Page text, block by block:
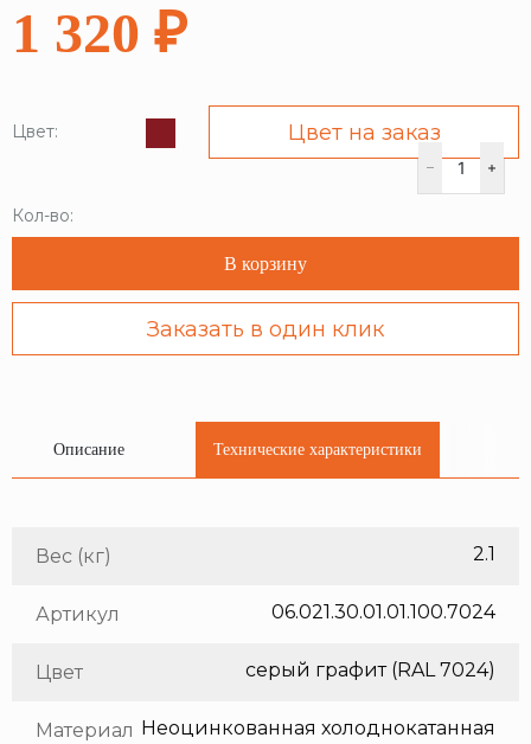
1 320 ₽
Цвет: Цвет на заказ
Кол-во:
В корзину
Заказать в один клик
Описание Технические характеристики
Вес (кг) 2.1
Артикул 06.021.30.01.01.100.7024
Цвет серый графит (RAL 7024)
Материал